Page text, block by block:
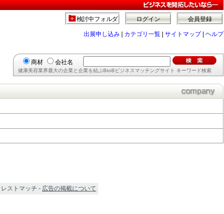
会員登録
ログイン
検討中フォルダ
出展申し込み カテゴリ一覧 サイトマップ| ヘルプ
商材 会社名
健康美容業界最大の企業と企業を結ぶBtoBビジネスマッチングサイト キーワード検索
ストマッチ - 広告の掲載について